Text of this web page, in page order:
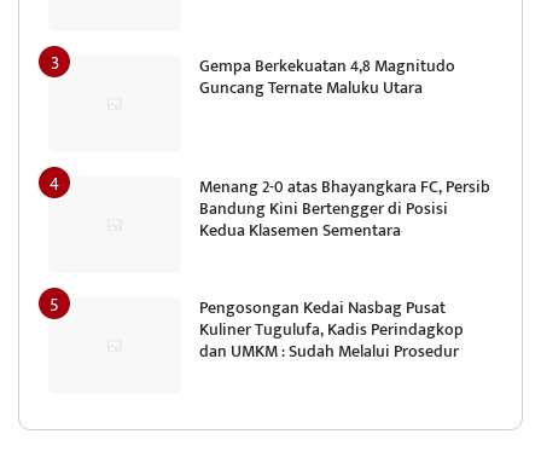
Gempa Berkekuatan 4,8 Magnitudo
Guncang Ternate Maluku Utara
Menang 2-0 atas Bhayangkara FC, Persib
Bandung Kini Bertengger di Posisi
Kedua Klasemen Sementara
Pengosongan Kedai Nasbag Pusat
Kuliner Tugulufa, Kadis Perindagkop
dan UMKM : Sudah Melalui Prosedur